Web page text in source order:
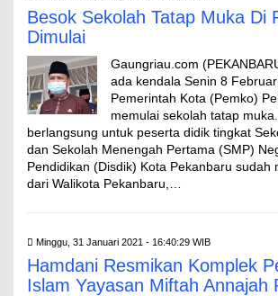
Besok Sekolah Tatap Muka Di
Dimulai
Gaungriau.com
ada kendala Senin 8
Pemerintah Kota (Pemko)
memulai sekolah tatap
berlangsung untuk peserta didik tingkat
dan Sekolah Menengah Pertama (SMP)
Pendidikan (Disdik) Kota Pekanbaru sudah
dari Walikota Pekanbaru,…
Minggu, 31 Januari 2021 - 16:40:29 WIB
Hamdani Resmikan Komplek
Islam Yayasan Miftah Annajah